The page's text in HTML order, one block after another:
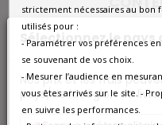
Sélectionnez le
Nos prix et les frais
pays/de la région de
CHÂTEAU LATOUR-
GRAND CRU
LA SIRÈNE DE
strictement nécessaires au bon
utilisés pour :
- Paramétrer vos préférences
se souvenant de vos choix.
- Mesurer l’audience en
vous êtes arrivés sur le site. -
en suivre les performances.